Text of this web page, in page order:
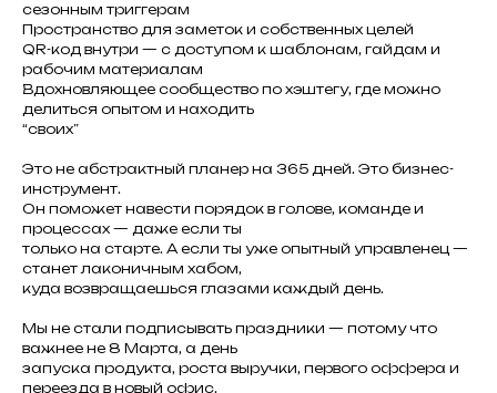
сезонным триггерам
Пространство для заметок и собственных целей
QR-код внутри — с доступом к шаблонам, гайдам и
рабочим материалам
Вдохновляющее сообщество по хэштегу, где можно
делиться опытом и находить
“своих”
Это не абстрактный планер на 365 дней. Это бизнес-
инструмент.
Он поможет навести порядок в голове, команде и
процессах — даже если ты
только на старте. А если ты уже опытный управленец —
станет лаконичным хабом,
куда возвращаешься глазами каждый день.
Мы не стали подписывать праздники — потому что
важнее не 8 Марта, а день
запуска продукта, роста выручки, первого оффера и
переезда в новый офис.